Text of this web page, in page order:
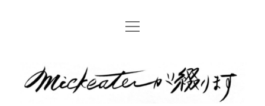
Home
open
mickeater
が